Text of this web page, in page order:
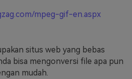
mpeg-gif-en.aspx
situs web yang bebas
bisa mengonversi file apa pun
mudah.